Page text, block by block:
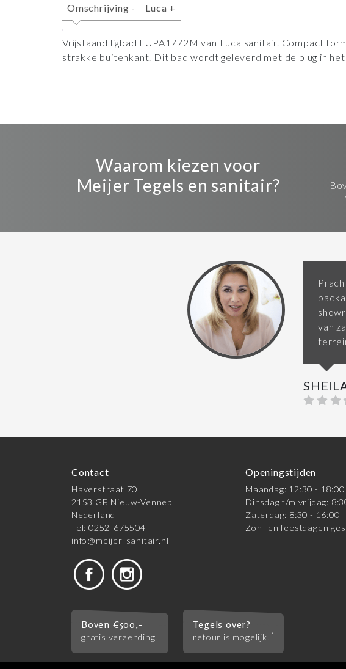
Omschrijving - Luca +
Vrijstaand ligbad LUPA1772M van Luca sanitair. Compact
strakke buitenkant. Dit bad wordt geleverd met de plug in
Waarom kiezen voor
Meijer Tegels en sanitair?
van
Contact
Haverstraat 70
2153 GB Nieuw-Vennep
Nederland
Tel: 0252-675504
info@meijer-sanitair.nl
Openingstijden
Maandag: 12:30 - 18:00
Dinsdag t/m vrijdag:
Zaterdag: 8:30 - 16:00
Zon- en feestdagen
Boven €500,-
gratis verzending!
Tegels over?
retour is mogelijk! *